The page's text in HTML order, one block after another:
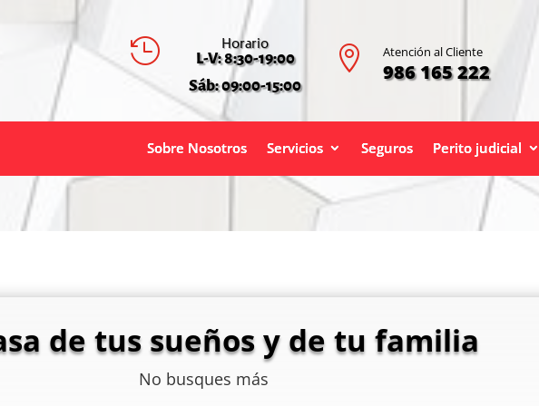
 Horario
L-V: 8:30-19:00
Sáb: 09:00-15:00
 Atención al Cliente
986 165 222
Sobre Nosotros Servicios Seguros Perito judicial
de tus sueños y de tu familia
No busques más